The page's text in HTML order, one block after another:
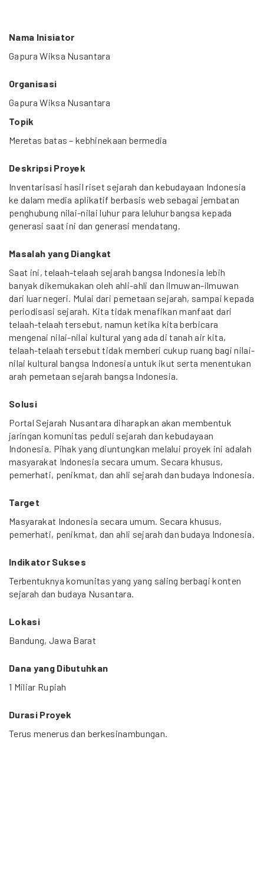
Nama Inisiator
Gapura Wiksa Nusantara
Organisasi
Gapura Wiksa Nusantara
Topik
Meretas batas – kebhinekaan bermedia
Deskripsi Proyek
Inventarisasi hasil riset sejarah dan kebudayaan Indonesia
ke dalam media aplikatif berbasis web sebagai jembatan
penghubung nilai-nilai luhur para leluhur bangsa kepada
generasi saat ini dan generasi mendatang.
Masalah yang Diangkat
Saat ini, telaah-telaah sejarah bangsa Indonesia lebih
banyak dikemukakan oleh ahli-ahli dan ilmuwan-ilmuwan
dari luar negeri. Mulai dari pemetaan sejarah, sampai kepada
periodisasi sejarah. Kita tidak menafikan manfaat dari
telaah-telaah tersebut, namun ketika kita berbicara
mengenai nilai-nilai kultural yang ada di tanah air kita,
telaah-telaah tersebut tidak memberi cukup ruang bagi nilai-
nilai kultural bangsa Indonesia untuk ikut serta menentukan
arah pemetaan sejarah bangsa Indonesia.
Solusi
Portal Sejarah Nusantara diharapkan akan membentuk
jaringan komunitas peduli sejarah dan kebudayaan
Indonesia. Pihak yang diuntungkan melalui proyek ini adalah
masyarakat Indonesia secara umum. Secara khusus,
pemerhati, penikmat, dan ahli sejarah dan budaya Indonesia.
Target
Masyarakat Indonesia secara umum. Secara khusus,
pemerhati, penikmat, dan ahli sejarah dan budaya Indonesia.
Indikator Sukses
Terbentuknya komunitas yang yang saling berbagi konten
sejarah dan budaya Nusantara.
Lokasi
Bandung, Jawa Barat
Dana yang Dibutuhkan
1 Miliar Rupiah
Durasi Proyek
Terus menerus dan berkesinambungan.